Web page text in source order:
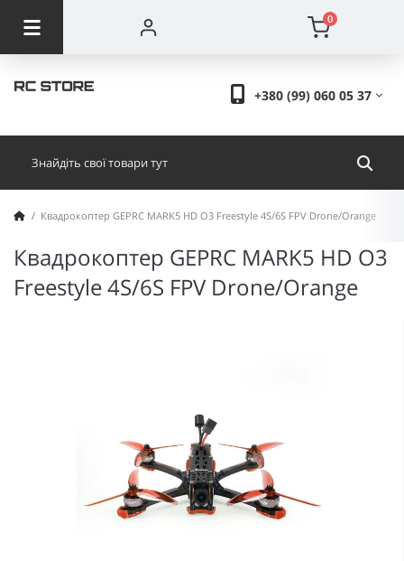
0
+380 (99) 060 05 37
Квадрокоптер GEPRC MARK5 HD O3 Freestyle 4S/6S FPV Drone/Orange
Квадрокоптер GEPRC MARK5 HD O3
Freestyle 4S/6S FPV Drone/Orange